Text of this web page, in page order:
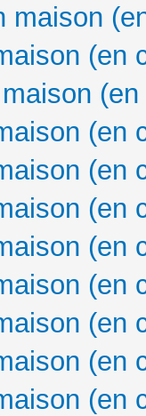
maison
(en
(en
(en
(en
(en
(en
(en
(en
(en